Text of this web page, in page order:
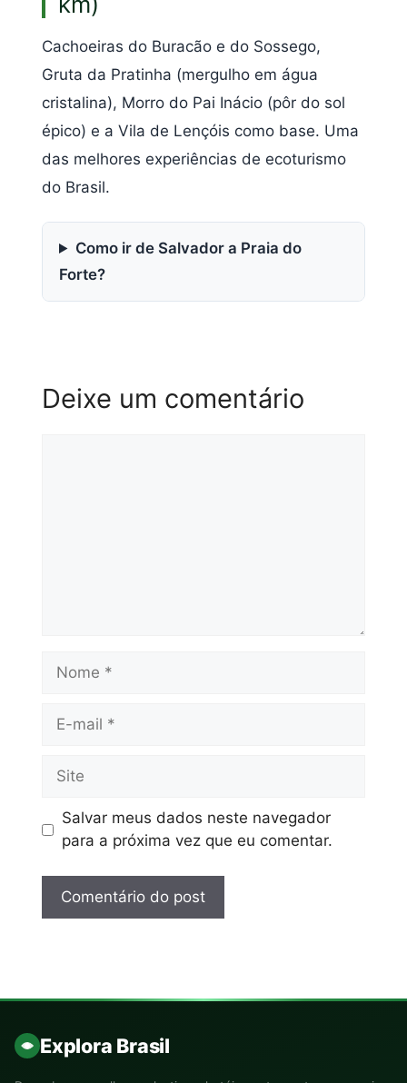
Cachoeiras do Buracão e do Sossego,
Gruta da Pratinha (mergulho em água
cristalina), Morro do Pai Inácio (pôr do sol
épico) e a Vila de Lençóis como base. Uma
das melhores experiências de ecoturismo
do Brasil.
Como ir de Salvador a Praia do
Forte?
Deixe um comentário
Salvar meus dados neste navegador
para a próxima vez que eu comentar.
Explora Brasil